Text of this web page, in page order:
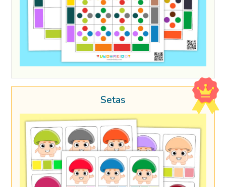
Setas